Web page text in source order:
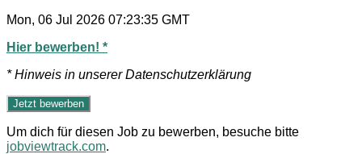
Mon, 06 Jul 2026 07:23:35 GMT
Hier bewerben! *
* Hinweis in unserer Datenschutzerklärung
Um dich für diesen Job zu bewerben, besuche bitte
jobviewtrack.com.